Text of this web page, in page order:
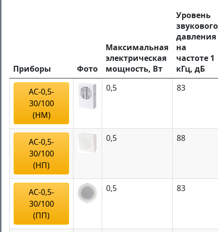
Приборы Фото
Максимальная
электрическая
мощность, Вт
Уровень
звукового
давления
на
частоте 1
кГц, дБ
АС-0,5-
30/100
(НМ)
0,5 83
АС-0,5-
30/100
(НП)
0,5 88
АС-0,5-
30/100
(ПП)
0,5 83